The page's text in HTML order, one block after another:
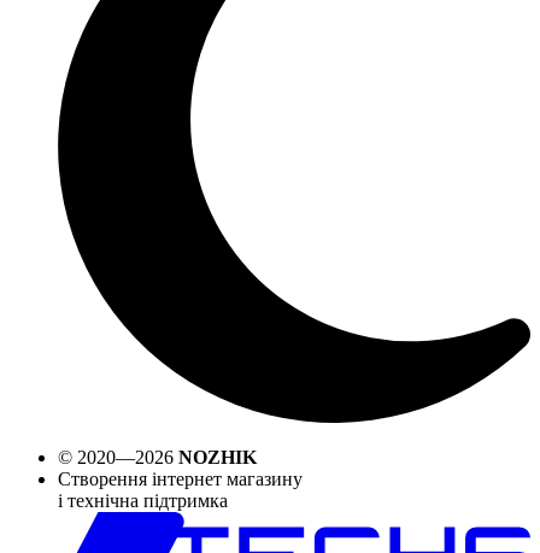
© 2020—2026 NOZHIK
Створення інтернет магазину
і технічна підтримка